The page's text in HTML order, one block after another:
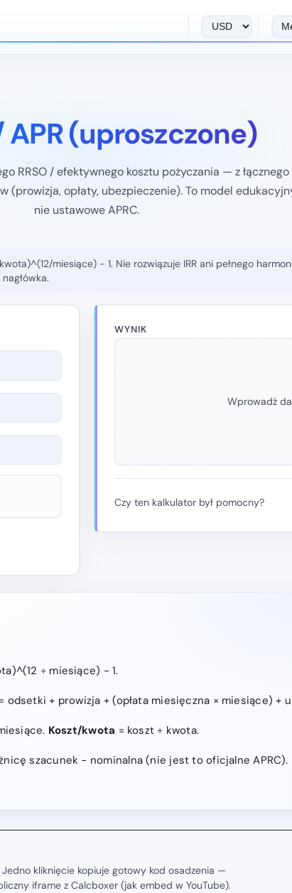
APR (uproszczone)
RRSO / efektywnego kosztu pożyczania — z łącznego
(prowizja, opłaty, ubezpieczenie). To model
nie ustawowe APRC.
miesiące) − 1. Nie rozwiązuje IRR ani pełnego
WYNIK
Wprowadź
Czy ten kalkulator był pomocny?
÷ miesiące) − 1.
odsetki + prowizja + (opłata miesięczna × miesiące) +
Koszt/kwota = koszt ÷ kwota.
szacunek − nominalna (nie jest to oficjalne APRC).
kliknięcie kopiuje gotowy kod osadzenia —
iframe z Calcboxer (jak embed w YouTube).